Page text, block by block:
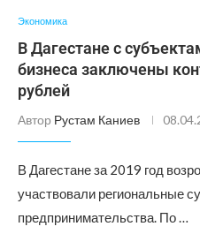
Экономика
В Дагестане с
бизнеса заключены
рублей
Автор Рустам Каниев
В Дагестане за 2019 год
участвовали региональные
предпринимательства. По …